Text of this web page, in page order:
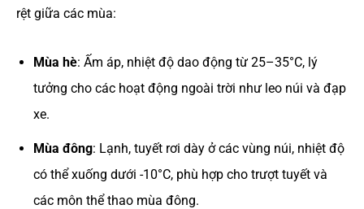
rệt giữa các mùa:
Mùa hè: Ấm áp, nhiệt độ dao động từ 25–35°C, lý
tưởng cho các hoạt động ngoài trời như leo núi và đạp
xe.
Mùa đông: Lạnh, tuyết rơi dày ở các vùng núi, nhiệt độ
có thể xuống dưới -10°C, phù hợp cho trượt tuyết và
các môn thể thao mùa đông.